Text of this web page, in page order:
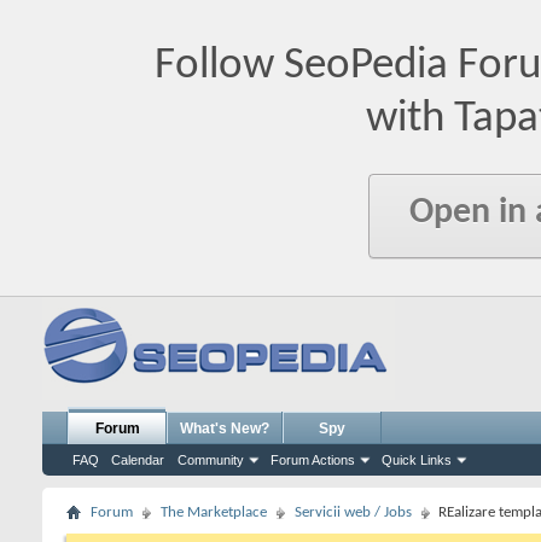
Follow SeoPedia
with
Open in
Forum
FAQ Calendar Community Forum Actions Quick Links
What's New? Spy
Forum The Marketplace Servicii web / Jobs REalizare